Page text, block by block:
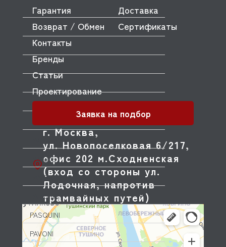
OLAB
OLIS
OLYMPIA
OMNIWASH
OZTIRYAKILER
P.L. Proff Cuisine
PACOJET
PANERO
PARKER
PASQUINI
PAVONI
г. Москва,
ул. Новопоселковая 6/217,
офис 202 м.Сходненская
(вход со стороны ул.
Лодочная, напротив
трамвайных путей)
Гарантия
Доставка
Возврат / Обмен
Сертификаты
Контакты
Бренды
Статьи
Проектирование
Заявка на подбор